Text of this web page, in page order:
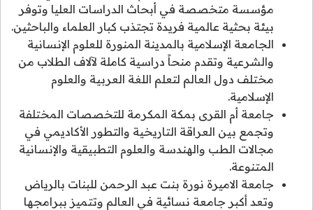
مؤسسة متخصصة في أبحاث الدراسات العليا وتوفر
بيئة بحثية عالمية فريدة تجتذب كبار العلماء والباحثين.
الجامعة الإسلامية بالمدينة المنورة للعلوم الإنسانية
والشرعية وتقدم منحاً دراسية كاملة لآلاف الطلاب من
مختلف دول العالم لتعلم اللغة العربية والعلوم
الإسلامية.
جامعة أم القرى بمكة المكرمة للتخصصات المختلفة
وتجمع بين العراقة التاريخية والتطور الأكاديمي في
مجالات الطب والهندسة والعلوم التطبيقية والإنسانية
المتنوعة.
جامعة الاميرة نورة بنت عبد الرحمن للبنات بالرياض
وتعد أكبر جامعة نسائية في العالم وتتميز ببرامجها